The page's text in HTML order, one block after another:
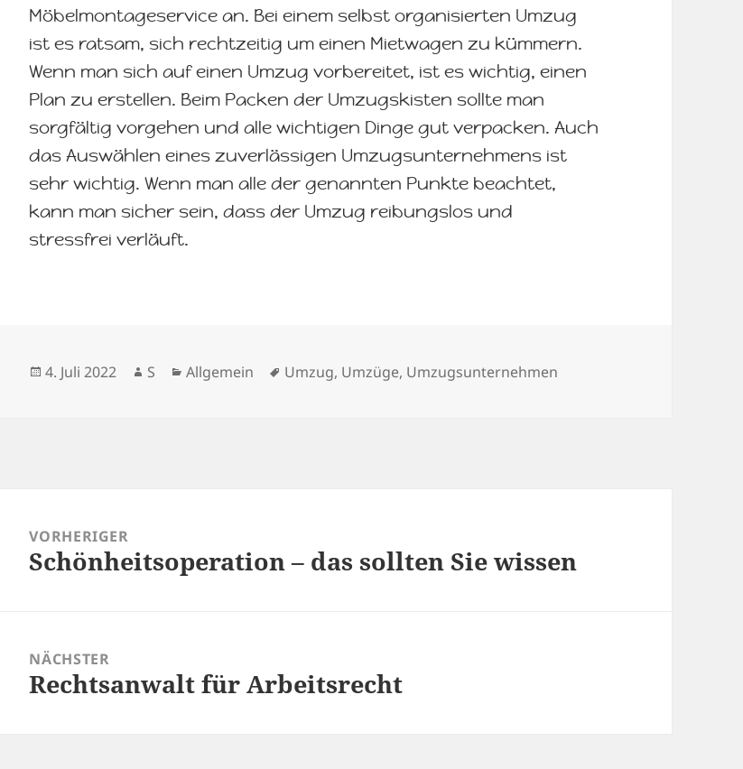
Möbelmontageservice an. Bei einem selbst organisierten Umzug
ist es ratsam, sich rechtzeitig um einen Mietwagen zu kümmern.
Wenn man sich auf einen Umzug vorbereitet, ist es wichtig, einen
Plan zu erstellen. Beim Packen der Umzugskisten sollte man
sorgfältig vorgehen und alle wichtigen Dinge gut verpacken. Auch
das Auswählen eines zuverlässigen Umzugsunternehmens ist
sehr wichtig. Wenn man alle der genannten Punkte beachtet,
kann man sicher sein, dass der Umzug reibungslos und
stressfrei verläuft.
Veröffentlicht
4. Juli 2022 Autor
S Kategorien
Allgemein Schlagwörter
Umzug, Umzüge, Umzugsunternehmen
VORHERIGER
Vorheriger
Schönheitsoperation – das sollten Sie wissen
NÄCHSTER
Nächster
Rechtsanwalt für Arbeitsrecht